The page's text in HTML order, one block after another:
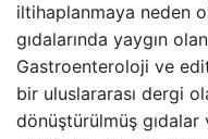
iltihaplanmaya neden
gıdalarında yaygın
Gastroenteroloji ve
bir uluslararası dergi
dönüştürülmüş gıdalar